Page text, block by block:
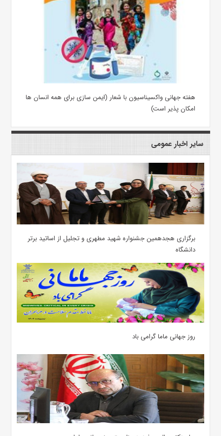
هفته جهانی واکسیناسیون با شعار (ایمن سازی برای همه انسان ها
امکان پذیر است)
سایر اخبار عمومی
برگزاری هجدهمین جشنواره شهید مطهری و تجلیل از اساتید برتر
دانشگاه
روز جهانی ماما گرامی باد